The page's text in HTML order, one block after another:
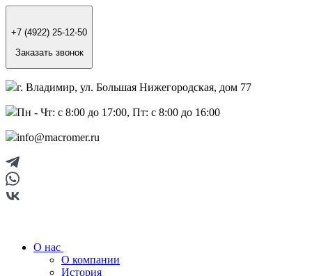
+7 (4922) 25-12-50
Заказать звонок
г. Владимир, ул. Большая Нижегородская, дом 77
Пн - Чт: с 8:00 до 17:00, Пт: с 8:00 до 16:00
info@macromer.ru
О нас
О компании
История